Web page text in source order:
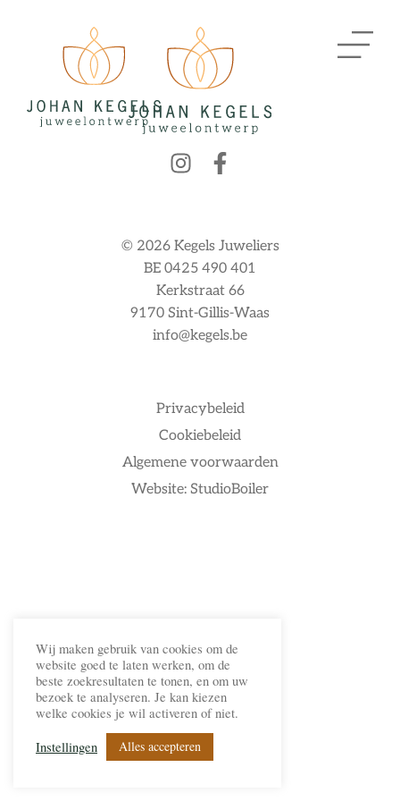
Privacybeleid
Cookiebeleid
Algemene voorwaarden
Website: StudioBoiler
© 2026 Kegels Juweliers
BE 0425 490 401
Kerkstraat 66
9170 Sint-Gillis-Waas
info@kegels.be
Wij maken gebruik van cookies om de
website goed te laten werken, om de
beste zoekresultaten te tonen, en om uw
bezoek te analyseren. Je kan kiezen
welke cookies je wil activeren of niet.
Instellingen
Alles accepteren